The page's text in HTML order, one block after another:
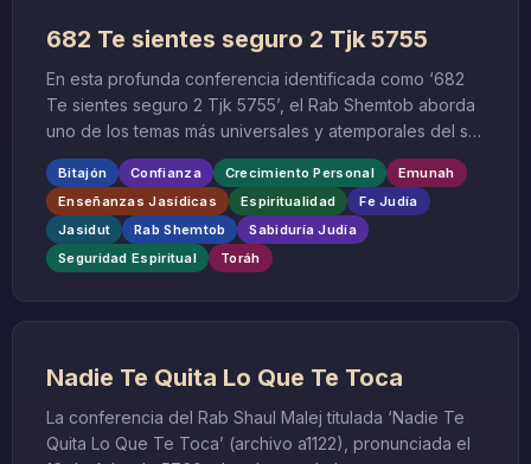
682 Te sientes seguro 2 Tjk 5755
En esta profunda conferencia identificada como ‘682
Te sientes seguro 2 Tjk 5755’, el Rab Shemtob aborda
uno de los temas más universales y atemporales del ser
humano: la búsqueda de seguridad y confianza en un
mundo incierto. Esta enseñanza, impartida desde la
perspectiva de la sabiduría jasídica y los textos
sagrados de la Toráh, explora las dimensiones
espirituales y prácticas de lo que realmente significa
Bitajón Confianza Crecimiento Personal
Emunah
Enseñanzas Jasídicas
Espiritualidad
Fe Judía
Jasidut
Rab Shemtob
Sabiduría Judía
Seguridad Espiritual
Toráh
Nadie Te Quita Lo Que Te Toca
La conferencia del Rab Shaul Malej titulada ‘Nadie Te
Quita Lo Que Te Toca’ (archivo a1122), pronunciada el